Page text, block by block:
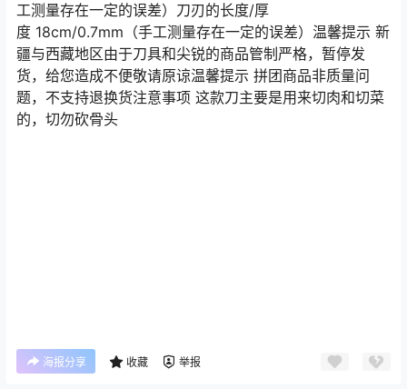
工测量存在一定的误差）刀刃的长度/厚
度 18cm/0.7mm（手工测量存在一定的误差）温馨提示 新
疆与西藏地区由于刀具和尖锐的商品管制严格，暂停发
货，给您造成不便敬请原谅温馨提示 拼团商品非质量问
题，不支持退换货注意事项 这款刀主要是用来切肉和切菜
的，切勿砍骨头
海报分享 收藏 举报